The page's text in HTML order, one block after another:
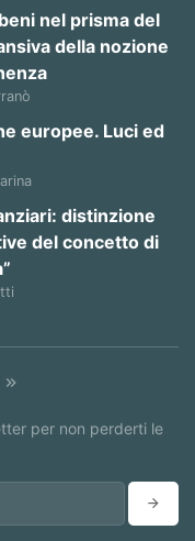
nel prisma del
della nozione
europee. Luci ed
distinzione
del concetto di
per non perderti le